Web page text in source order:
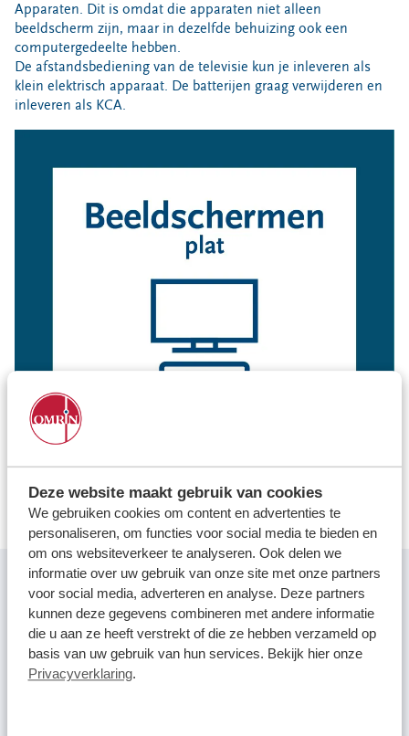
Deze website maakt gebruik van cookies
We gebruiken cookies om content en advertenties te
personaliseren, om functies voor social media te bieden en
om ons websiteverkeer te analyseren. Ook delen we
informatie over uw gebruik van onze site met onze partners
voor social media, adverteren en analyse. Deze partners
kunnen deze gegevens combineren met andere informatie
die u aan ze heeft verstrekt of die ze hebben verzameld op
basis van uw gebruik van hun services. Bekijk hier onze
Privacyverklaring.
VeeIgestelde vragen
Pers
Locaties
Werken bij
Voor gemeenten
Apparaten. Dit is omdat die apparaten niet alleen
beeldscherm zijn, maar in dezelfde behuizing ook een
computergedeelte hebben.
De afstandsbediening van de televisie kun je inleveren als
klein elektrisch apparaat. De batterijen graag verwijderen en
inleveren als KCA.
Voorbeelden:
TFT-monitor
TFT-televisie